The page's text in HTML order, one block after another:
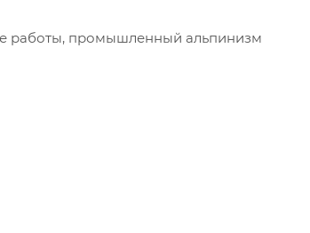
работы, промышленный альпинизм